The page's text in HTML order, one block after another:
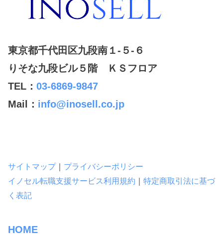
東京都千代田区九段南１-５-６
りそな九段ビル５階 ＫＳフロア
TEL： 03-6869-9847
Mail： info@inosell.co.jp
サイトマップ｜ プライバシーポリシー
イノセル転職支援サービス利用規約
特定商取引法に基づ
く表記
HOME